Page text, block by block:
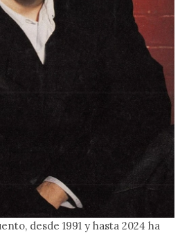
desde 1991 y hasta 2024 ha